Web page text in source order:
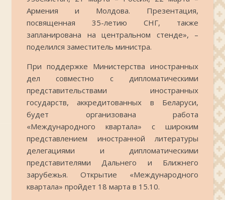
Армения и Молдова. Презентация,
посвященная 35-летию СНГ, также
запланирована на центральном стенде», –
поделился заместитель министра.
При поддержке Министерства иностранных
дел совместно с дипломатическими
представительствами иностранных
государств, аккредитованных в Беларуси,
будет организована работа
«Международного квартала» с широким
представлением иностранной литературы
делегациями и дипломатическими
представителями Дальнего и Ближнего
зарубежья. Открытие «Международного
квартала» пройдет 18 марта в 15.10.